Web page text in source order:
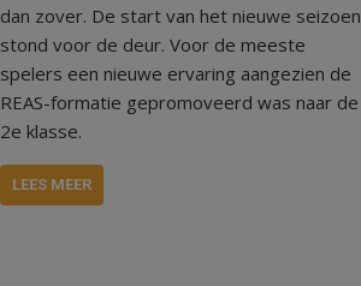
dan zover. De start van het nieuwe seizoen
stond voor de deur. Voor de meeste
spelers een nieuwe ervaring aangezien de
REAS-formatie gepromoveerd was naar de
2e klasse.
LEES MEER